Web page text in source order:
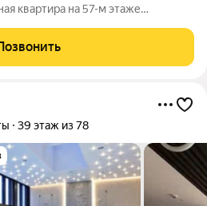
квартира на 57-м этаже
технологий. Общая площадь
39 этаж из 78